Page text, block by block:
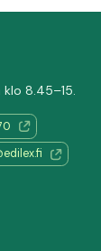
klo 8.45–15.